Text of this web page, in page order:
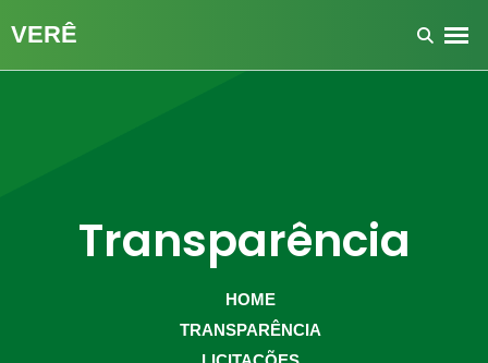
Transparência
HOME
TRANSPARÊNCIA